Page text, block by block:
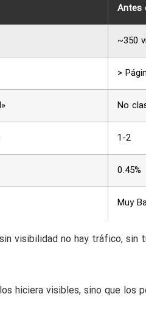
Antes
~350
>
No
1-2
0.45%
Muy
visibilidad no hay tráfico,
hiciera visibles, sino que los